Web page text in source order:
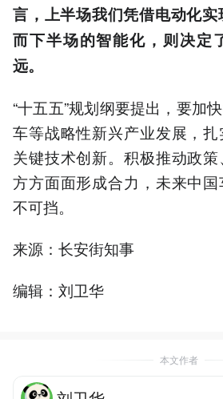
言，上半场我们凭借电动化实
而下半场的智能化，则决定
远。
“十五五”规划纲要提出，要加
车等战略性新兴产业发展，
关键技术创新。积极推动政
方方面面形成合力，未来中
不可挡。
来源：长安街知事
编辑：刘卫华
本文作者